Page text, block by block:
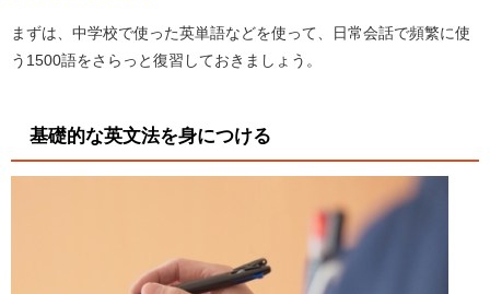
まずは、中学校で使った英単語などを使って、日常会話で頻繁に使
う1500語をさらっと復習しておきましょう。
基礎的な英文法を身につける